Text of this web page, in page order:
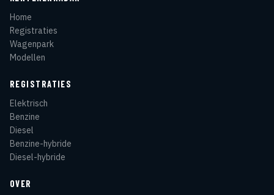
Home
Registraties
Wagenpark
Modellen
REGISTRATIES
Elektrisch
Benzine
Diesel
Benzine-hybride
Diesel-hybride
OVER